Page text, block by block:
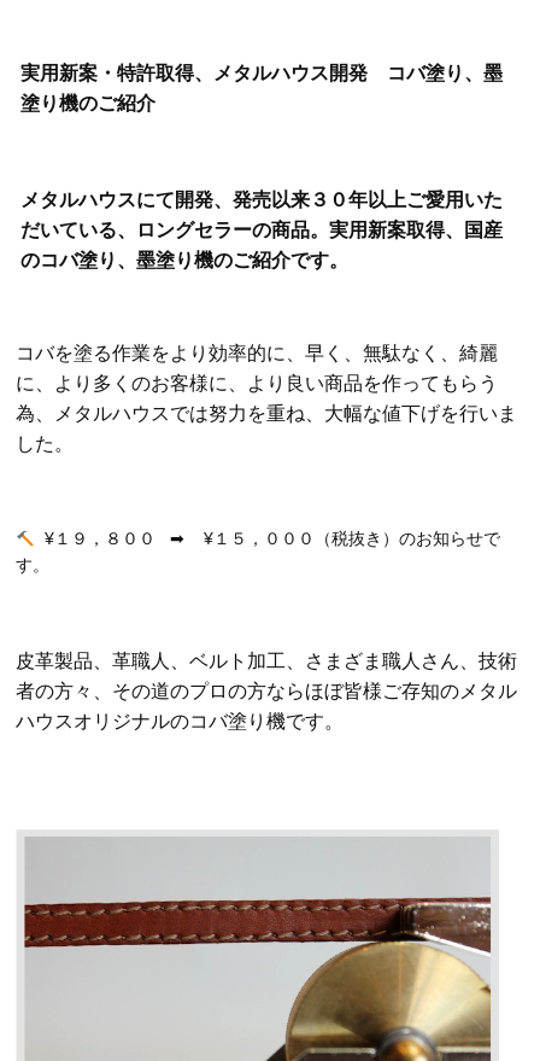
実用新案・特許取得、メタルハウス開発 コバ塗り、墨
塗り機のご紹介
メタルハウスにて開発、発売以来 ３０年以上ご愛用いた
だいている、ロングセラーの商品。実用新案取得、国産
のコバ塗り、墨塗り機のご紹介です。
コバを塗る作業をより効率的に、早く、無駄なく、綺麗
に、より多くのお客様に、より良い商品を作ってもらう
為、メタルハウスでは努力を重ね、大幅な値下げを行いま
した。
¥１９，８００ ➡︎ ¥１５，０００（税抜き）のお知らせで
す。
皮革製品、革職人、ベルト加工、さまざま職人さん、技術
者の方々、その道のプロの方ならほぼ皆様ご存知のメタル
ハウスオリジナルのコバ塗り機です。